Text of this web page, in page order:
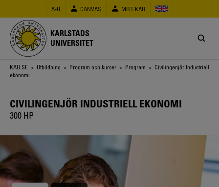
huvudinnehåll
A-Ö CANVAS MITT KAU
KARLSTADS
UNIVERSITET
Länkstig
KAU.SE > Utbildning > Program och kurser > Program > Civilingenjör Industriell
ekonomi
CIVILINGENJÖR INDUSTRIELL EKONOMI
300 HP